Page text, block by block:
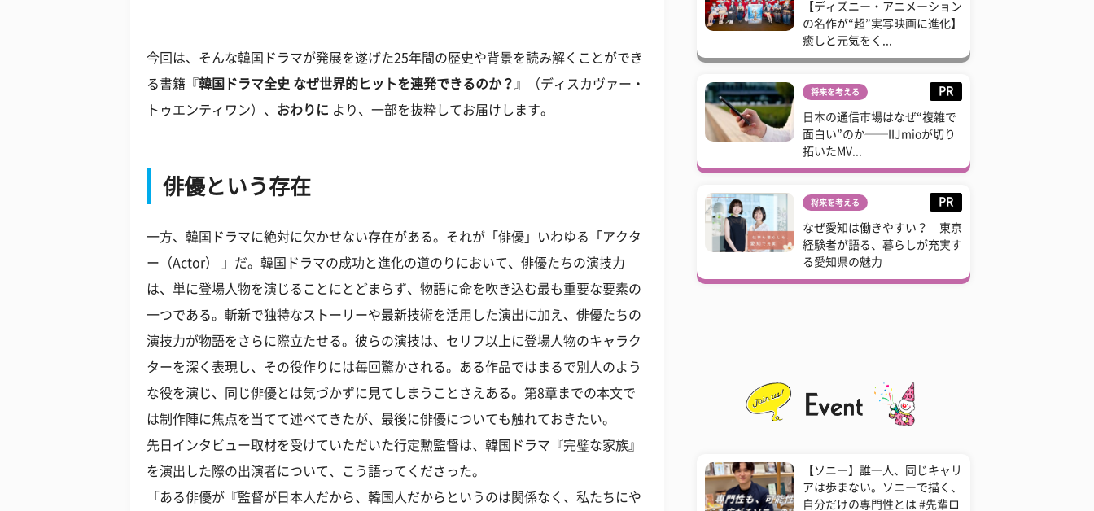
今回は、そんな韓国ドラマが発展を遂げた25年間の歴史や背景を読み解くことができ
る書籍『韓国ドラマ全史 なぜ世界的ヒットを連発できるのか？ 』（ディスカヴァー・
トゥエンティワン）、 おわりに より、一部を抜粋してお届けします。
俳優という存在
一方、韓国ドラマに絶対に欠かせない存在がある。それが「俳優」いわゆる「アクタ
ー（Actor） 」だ。韓国ドラマの成功と進化の道のりにおいて、俳優たちの演技力
は、単に登場人物を演じることにとどまらず、物語に命を吹き込む最も重要な要素の
一つである。斬新で独特なストーリーや最新技術を活用した演出に加え、俳優たちの
演技力が物語をさらに際立たせる。彼らの演技は、セリフ以上に登場人物のキャラク
ターを深く表現し、その役作りには毎回驚かされる。ある作品ではまるで別人のよう
な役を演じ、同じ俳優とは気づかずに見てしまうことさえある。第8章までの本文で
は制作陣に焦点を当てて述べてきたが、最後に俳優についても触れておきたい。
先日インタビュー取材を受けていただいた行定勲監督は、韓国ドラマ『完璧な家族』
を演出した際の出演者について、こう語ってくださった。
「ある俳優が『監督が日本人だから、韓国人だからというのは関係なく、私たちにや
【ディズニー・アニメーション
の名作が“超”実写映画に進化】
癒しと元気をく...
将来を考える PR
日本の通信市場はなぜ“複雑で
面白い”のか──IIJmioが切り
拓いたMV...
将来を考える PR
なぜ愛知は働きやすい？ 東京
経験者が語る、暮らしが充実す
る愛知県の魅力
【ソニー】誰一人、同じキャリ
アは歩まない。ソニーで描く、
自分だけの専門性とは #先輩ロ